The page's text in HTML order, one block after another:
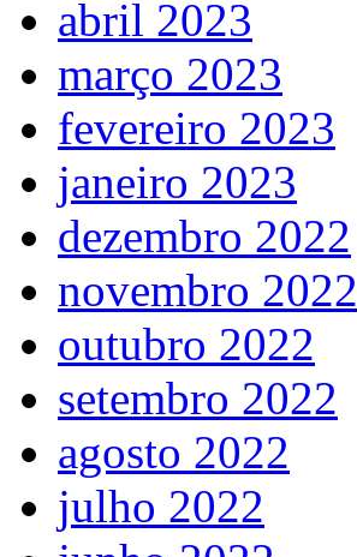
abril 2023
março 2023
fevereiro 2023
janeiro 2023
dezembro 2022
novembro 2022
outubro 2022
setembro 2022
agosto 2022
julho 2022